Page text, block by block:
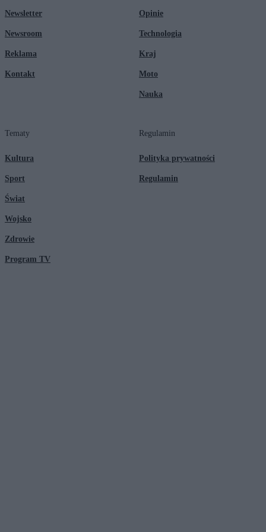
Newsletter
Newsroom
Reklama
Kontakt
Opinie
Technologia
Kraj
Moto
Nauka
Tematy
Kultura
Sport
Świat
Wojsko
Zdrowie
Program TV
Regulamin
Polityka prywatności
Regulamin